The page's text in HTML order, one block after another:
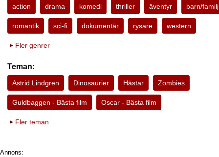
action drama komedi thriller äventyr barn/familj
romantik sci-fi dokumentär rysare western
Fler genrer
Teman:
Astrid Lindgren Dinosaurier Hästar Zombies
Guldbaggen - Bästa film Oscar - Bästa film
Fler teman
Annons: